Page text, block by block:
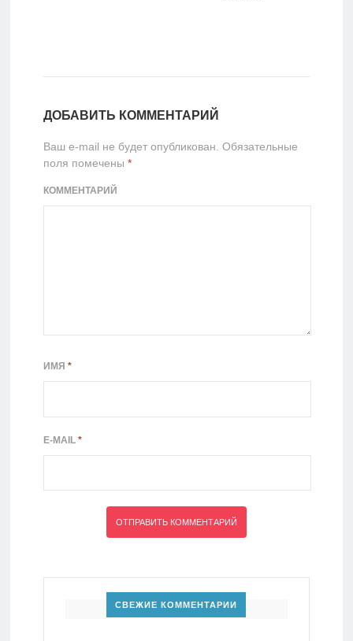
ДОБАВИТЬ КОММЕНТАРИЙ
Ваш e-mail не будет опубликован. Обязательные
поля помечены *
КОММЕНТАРИЙ
ИМЯ *
E-MAIL *
СВЕЖИЕ КОММЕНТАРИИ